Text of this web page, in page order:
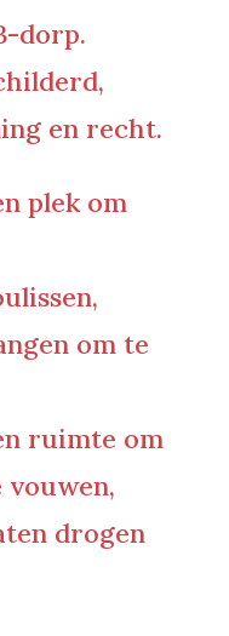
dorp.
en recht.
plek om
om te
ruimte om
vouwen,
drogen